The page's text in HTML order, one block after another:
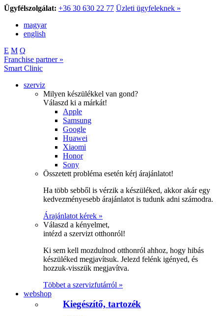
Ügyfélszolgálat: +36 30 630 22 77 Üzleti ügyfeleknek »
magyar
english
E M Q
Franchise partner »
Smart Clinic
szerviz
Milyen készülékkel van gond?
Válaszd ki a márkát!
Apple
Samsung
Google
Huawei
Xiaomi
Honor
Sony
Összetett probléma esetén kérj árajánlatot!
Ha több sebből is vérzik a készüléked, akkor akár egy
kedvezményesebb árajánlatot is tudunk adni számodra.
Árajánlatot kérek »
Válaszd a kényelmet,
intézd a szervizt otthonról!
Ki sem kell mozdulnod otthonról ahhoz, hogy hibás
készüléked megjavítsuk. Jelezd felénk igényed, és
hozzuk-visszük megjavítva.
Többet a szervizfutárról »
webshop
Kiegészítő, tartozék